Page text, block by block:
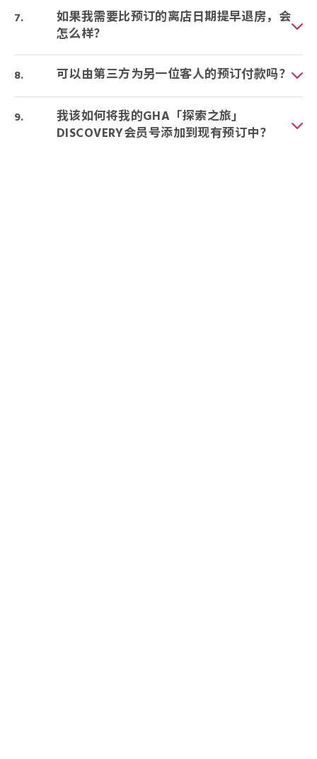
如果我需要比预订的离店日期提早退房，会
怎么样？
可以由第三方为另一位客人的预订付款吗？
我该如何将我的GHA「探索之旅」
DISCOVERY会员号添加到现有预订中？